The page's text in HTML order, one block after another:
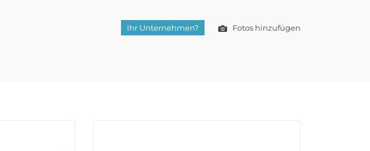
Ihr Unternehmen? Fotos hinzufügen